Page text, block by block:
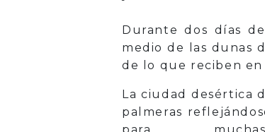
Durante dos días
medio de las dunas
de lo que reciben en
La ciudad desértica
palmeras